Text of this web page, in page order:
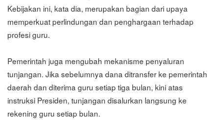
Kebijakan ini, kata dia, merupakan bagian dari upaya
memperkuat perlindungan dan penghargaan terhadap
profesi guru.
Pemerintah juga mengubah mekanisme penyaluran
tunjangan. Jika sebelumnya dana ditransfer ke pemerintah
daerah dan diterima guru setiap tiga bulan, kini atas
instruksi Presiden, tunjangan disalurkan langsung ke
rekening guru setiap bulan.